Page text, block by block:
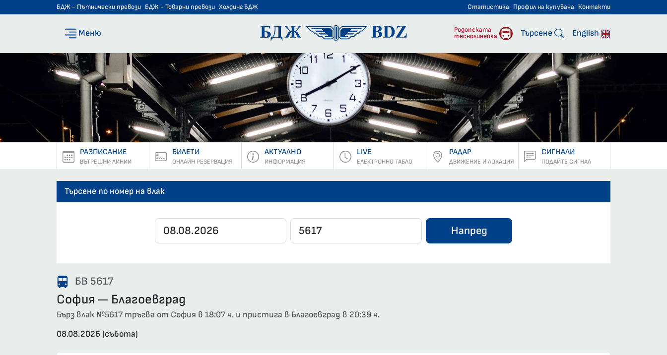
БДЖ - Пътнически превози БДЖ - Товарни превози Холдинг БДЖ Статистика Профил на купувача Контакти
Меню БДЖ - Пътнически превози
Родопската
теснолинейка
Търсене English
РАЗПИСАНИЕ
ВЪТРЕШНИ ЛИНИИ
БИЛЕТИ
ОНЛАЙН РЕЗЕРВАЦИЯ
АКТУАЛНО
ИНФОРМАЦИЯ
LIVE
ЕЛЕКТРОННО ТАБЛО
РАДАР
ДВИЖЕНИЕ И ЛОКАЦИЯ
СИГНАЛИ
ПОДАЙТЕ СИГНАЛ
Търсене по номер на влак
Напред
БВ 5617
София — Благоевград
Бърз влак №5617 тръгва от София в 18:07 ч. и пристига в Благоевград в 20:39 ч.
08.08.2026 (събота)